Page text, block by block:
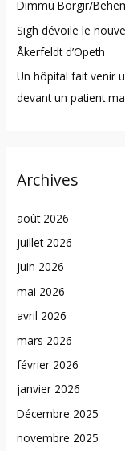
Dimmu Borgir/
Sigh dévoile le
Åkerfeldt d’Opeth
Un hôpital fait venir
devant un patient
Archives
août 2026
juillet 2026
juin 2026
mai 2026
avril 2026
mars 2026
février 2026
janvier 2026
Décembre 2025
novembre 2025